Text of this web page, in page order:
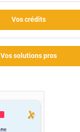
Vos crédits
Vos solutions pros